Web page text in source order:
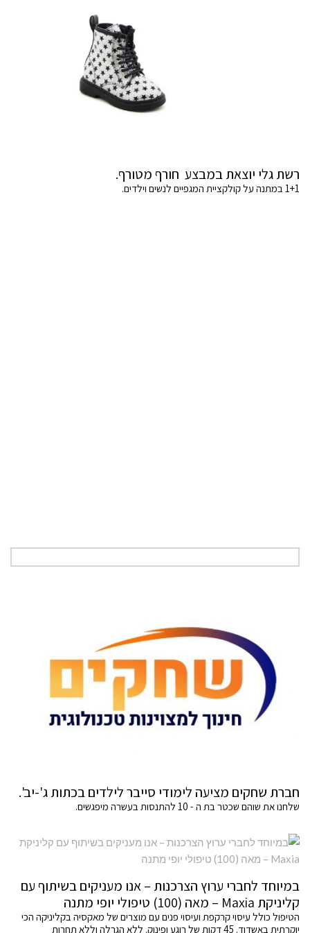
רשת גלי יוצאת במבצע חורף מטורף.
1+1 במתנה על קולקציית המגפיים לנשים וילדים.
חברת שחקים מציעה לימודי סייבר לילדים בכתות ג'-יב'.
שלחנו את שוהם שכטר בת ה - 10 להתנסות בעשרה מיפגשים.
במיוחד לחברי ערוץ הצרכנות – אנו מעניקים בשיתוף עם
קליניקת Maxia – מאה (100) טיפולי יופי מתנה
הטיפול כולל עיסוי קרקפת ועיסוי פנים עם מוצרים של מאקסיה בקליניקה הכי
יוקרתית באשדוד. 45 דקות של רוגע ופינוק. ללא הגרלה וללא תחרות